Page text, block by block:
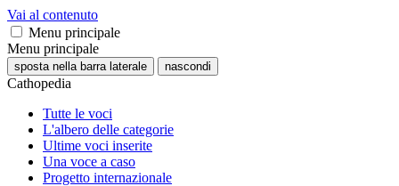
Vai al contenuto
Menu principale
Menu principale
sposta nella barra laterale nascondi
Cathopedia
Tutte le voci
L'albero delle categorie
Ultime voci inserite
Una voce a caso
Progetto internazionale